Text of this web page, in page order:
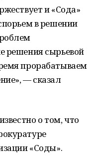
и «Сода»
в решении
решения сырьевой
прорабатываем
— сказал
о том, что
«Соды».